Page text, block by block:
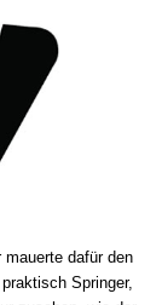
mauerte dafür den
Springer,